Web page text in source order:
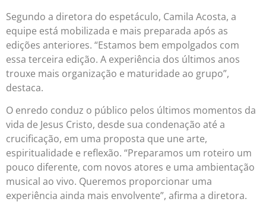
Segundo a diretora do espetáculo, Camila Acosta, a
equipe está mobilizada e mais preparada após as
edições anteriores. “Estamos bem empolgados com
essa terceira edição. A experiência dos últimos anos
trouxe mais organização e maturidade ao grupo”,
destaca.
O enredo conduz o público pelos últimos momentos da
vida de Jesus Cristo, desde sua condenação até a
crucificação, em uma proposta que une arte,
espiritualidade e reflexão. “Preparamos um roteiro um
pouco diferente, com novos atores e uma ambientação
musical ao vivo. Queremos proporcionar uma
experiência ainda mais envolvente”, afirma a diretora.